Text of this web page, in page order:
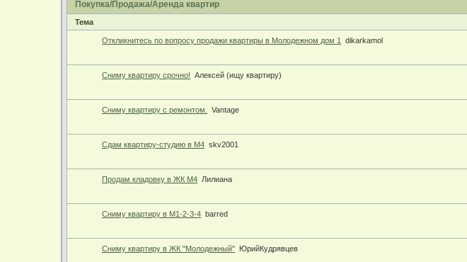
Покупка/Продажа/Аренда квартир
Тема
Откликнитесь по вопросу продажи квартиры в Молодежном дом 1
dikarkamol
Сниму квартиру срочно! Алексей (ищу квартиру)
Сниму квартиру с ремонтом.
Vantage
Сдам квартиру-студию в М4 skv2001
Продам кладовку в ЖК М4 Лилиана
Сниму квартиру в М1-2-3-4 barred
Сниму квартиру в ЖК "Молодежный" ЮрийКудрявцев